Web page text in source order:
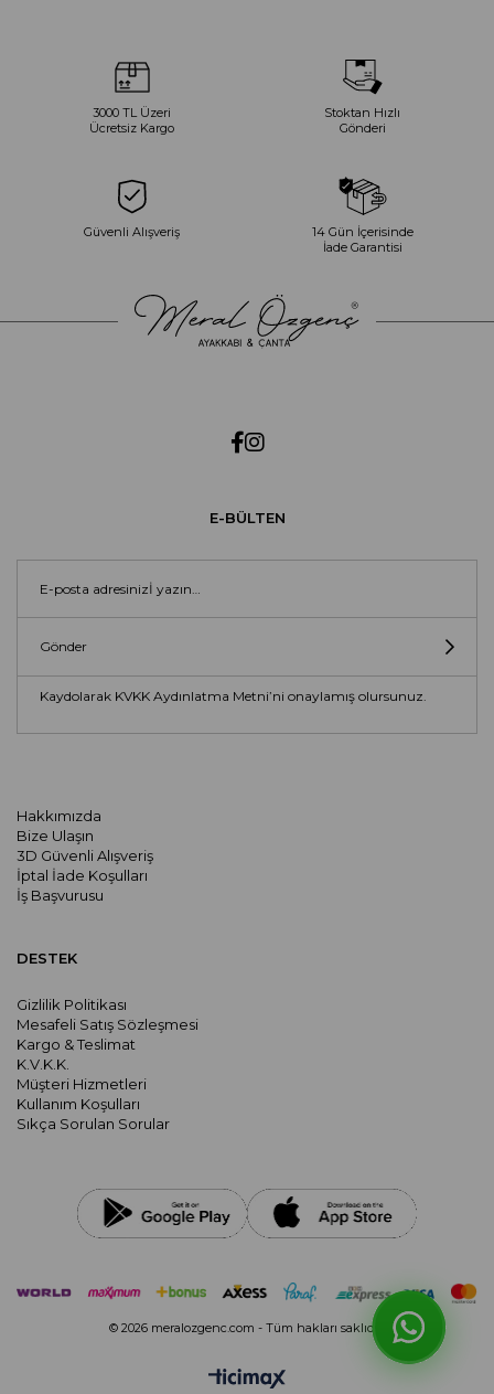
3000 TL Üzeri
Ücretsiz Kargo
Stoktan Hızlı
Gönderi
Güvenli Alışveriş
14 Gün İçerisinde
İade Garantisi
Hakkımızda
Bize Ulaşın
3D Güvenli Alışveriş
İptal İade Koşulları
İş Başvurusu
E-BÜLTEN
Gönder
Kaydolarak KVKK Aydınlatma Metni’ni onaylamış olursunuz.
DESTEK
Gizlilik Politikası
Mesafeli Satış Sözleşmesi
Kargo & Teslimat
K.V.K.K.
Müşteri Hizmetleri
Kullanım Koşulları
Sıkça Sorulan Sorular
© 2026 meralozgenc.com - Tüm hakları saklıdır.